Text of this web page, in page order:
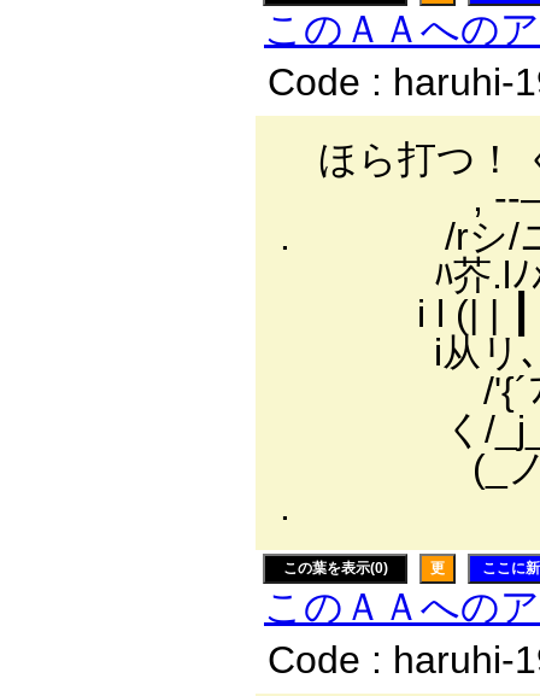
このＡＡへの
Code : haruhi-
ほら打つ！
, -‐―-.､
. /rシ/ニニ
ﾊ芥.lﾉﾒ从
i l (| | ┃
i从リ､.''.
/'{´ﾌづ{に
く/_j_|└ヾ
(_ノ_ﾌ
. ◎~⌒~◎
この葉を表示(0) 更 ここに
このＡＡへの
Code : haruhi-